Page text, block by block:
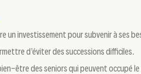
un investissement pour subvenir à ses
d’éviter des successions difficiles.
être des seniors qui peuvent occupé